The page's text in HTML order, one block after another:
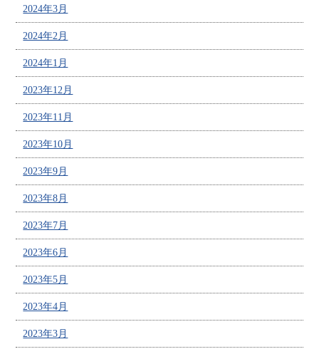
2024年3月
2024年2月
2024年1月
2023年12月
2023年11月
2023年10月
2023年9月
2023年8月
2023年7月
2023年6月
2023年5月
2023年4月
2023年3月